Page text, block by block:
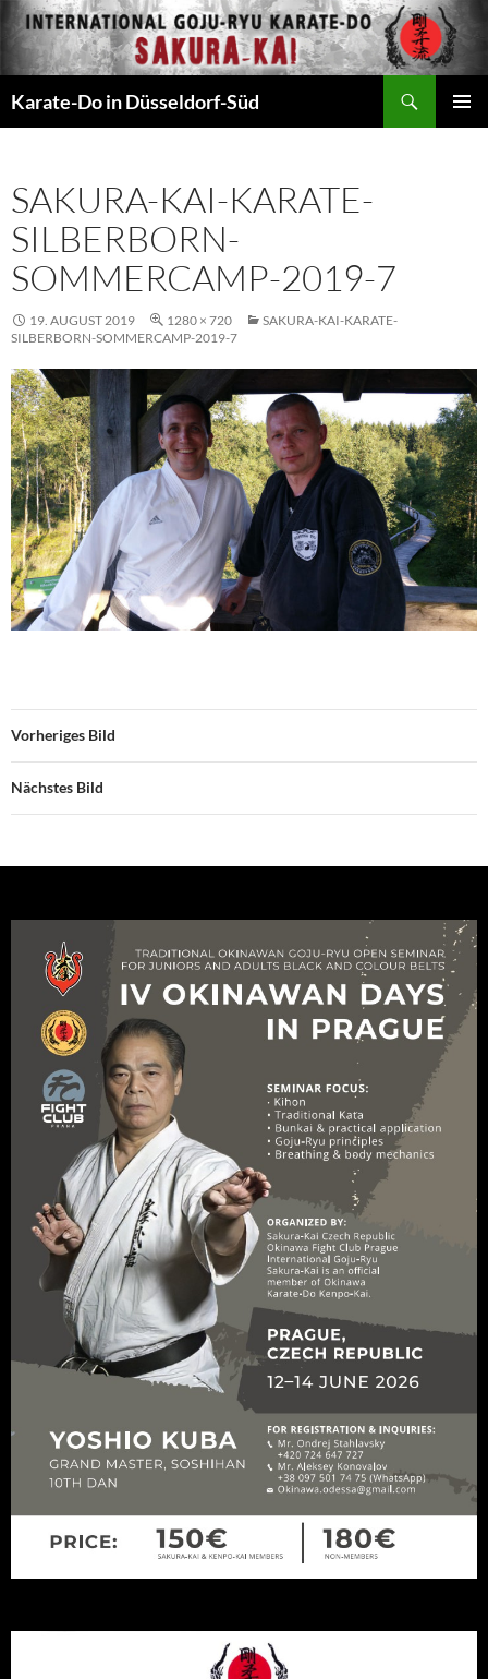
Zum
Inhalt
springen
Karate-Do in Düsseldorf-Süd
SAKURA-KAI-KARATE-
SILBERBORN-
SOMMERCAMP-2019-7
19. AUGUST 2019 1280 × 720
SAKURA-KAI-KARATE-
SILBERBORN-SOMMERCAMP-2019-7
Vorheriges Bild
Nächstes Bild